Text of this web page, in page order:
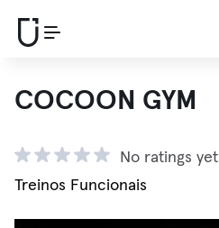
COCOON GYM
No ratings yet
Treinos Funcionais